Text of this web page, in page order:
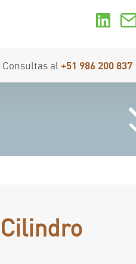
Consultas al +51 986 200 837